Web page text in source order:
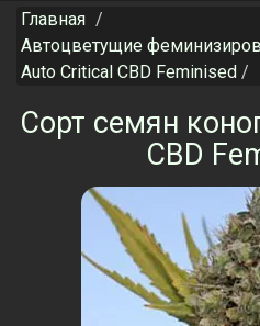
Главная
Автоцветущие
Auto Critical CBD Feminised
Сорт семян
CBD